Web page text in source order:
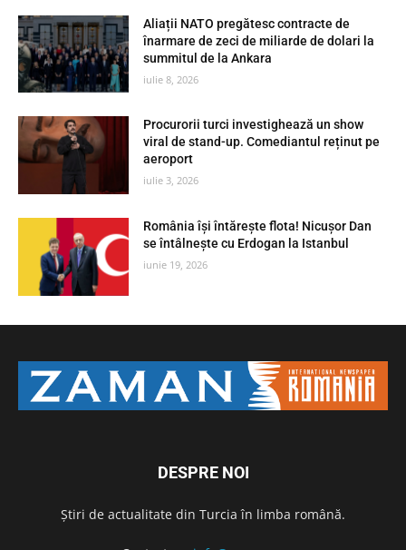
Aliații NATO pregătesc contracte de
înarmare de zeci de miliarde de dolari la
summitul de la Ankara
iulie 8, 2026
Procurorii turci investighează un show
viral de stand-up. Comediantul reținut pe
aeroport
iulie 3, 2026
România își întărește flota! Nicușor Dan
se întâlnește cu Erdogan la Istanbul
iunie 19, 2026
DESPRE NOI
Știri de actualitate din Turcia în limba română.